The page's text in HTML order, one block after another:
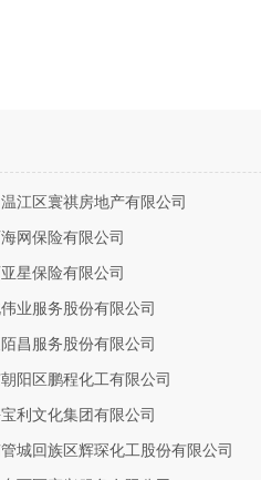
江区寰祺房地产有限公司
网保险有限公司
星保险有限公司
业服务股份有限公司
昌服务股份有限公司
阳区鹏程化工有限公司
利文化集团有限公司
城回族区辉琛化工股份有限公司